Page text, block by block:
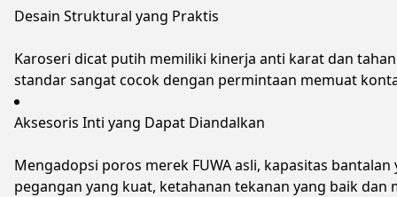
Desain Struktural yang Praktis
Karoseri dicat putih memiliki kinerja anti karat dan
standar sangat cocok dengan permintaan memuat
Aksesoris Inti yang Dapat Diandalkan
Mengadopsi poros merek FUWA asli, kapasitas
pegangan yang kuat, ketahanan tekanan yang baik dan